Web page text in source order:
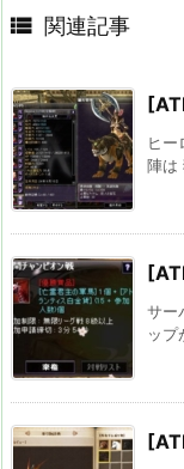
 関連記事
ヒー
陣は
サー
ップ